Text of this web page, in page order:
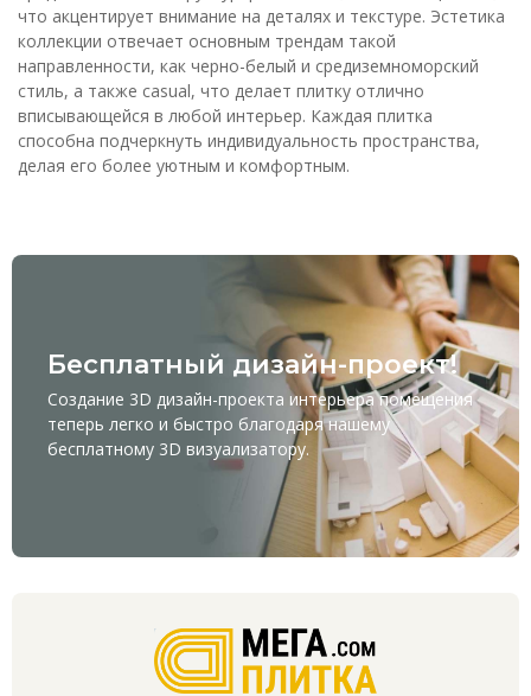
что акцентирует внимание на деталях и текстуре. Эстетика
коллекции отвечает основным трендам такой
направленности, как черно-белый и средиземноморский
стиль, а также casual, что делает плитку отлично
вписывающейся в любой интерьер. Каждая плитка
способна подчеркнуть индивидуальность пространства,
делая его более уютным и комфортным.
Бесплатный дизайн-проект!
Создание 3D дизайн-проекта интерьера помещения
теперь легко и быстро благодаря нашему
бесплатному 3D визуализатору.